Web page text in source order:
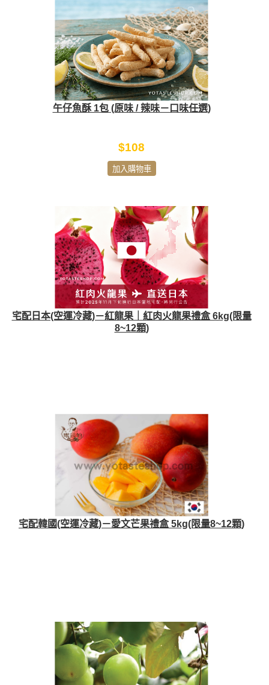
午仔魚酥 1包 (原味 / 辣味－口味任選)
$108
加入購物車
宅配日本(空運冷藏)－紅龍果｜紅肉火龍果禮盒 6kg(限量
8~12顆)
宅配韓國(空運冷藏)－愛文芒果禮盒 5kg(限量8~12顆)